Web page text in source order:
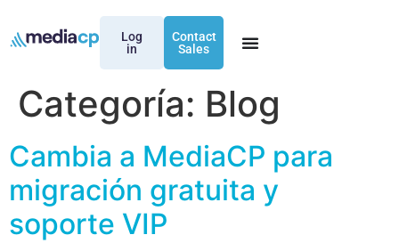
Log
in
Contact
Sales
Categoría: Blog
Cambia a MediaCP para
migración gratuita y
soporte VIP